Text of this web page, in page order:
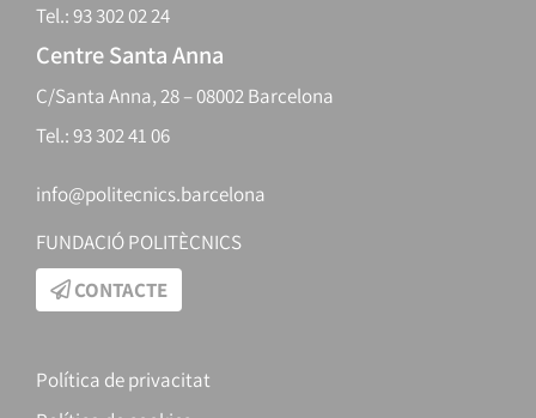
Tel.: 93 302 02 24
Centre Santa Anna
C/Santa Anna, 28 – 08002 Barcelona
Tel.: 93 302 41 06
info@politecnics.barcelona
FUNDACIÓ POLITÈCNICS
CONTACTE
Política de privacitat